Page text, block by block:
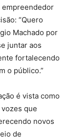
empreendedor
“Quero
Machado por
juntar aos
fortalecendo
o público.”
é vista como
que
novos
de